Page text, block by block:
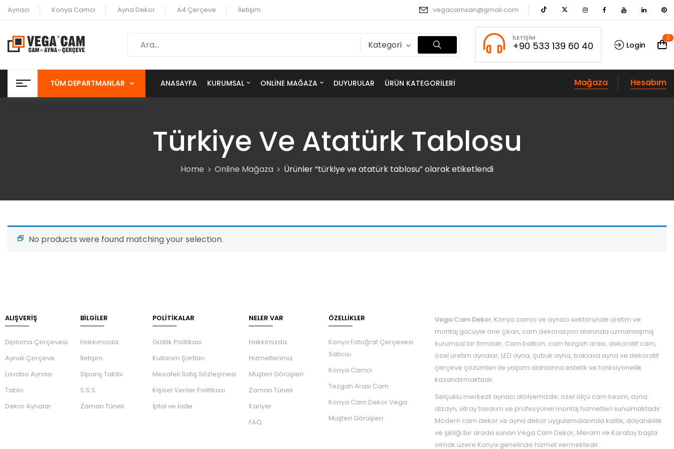
Aynacı Konya Camcı Ayna Dekor A4 Çerçeve İletişim vegacamsan@gmail.com
Kategori
İLETIŞIM
+90 533 139 60 40 Login
0
TÜM DEPARTMANLAR ANASAYFA KURUMSAL ONLINE MAĞAZA DUYURULAR ÜRÜN KATEGORILERI Mağaza Hesabım
Türkiye Ve Atatürk Tablosu
Home Online Mağaza Ürünler “türkiye ve atatürk tablosu” olarak etiketlendi
No products were found matching your selection.
ALIŞVERİŞ
Diploma Çerçevesi
Aynalı Çerçeve
Lavabo Aynası
Tablo
Dekor Aynalar
BILGILER
Hakkımızda
İletişim
Sipariş Takibi
S.S.S.
Zaman Tüneli
POLİTİKALAR
Gizlilik Politikası
Kullanım Şartları
Mesafeli Satış Sözleşmesi
Kişisel Veriler Politikası
İptal ve İade
NELER VAR
Hakkimizda
Hizmetlerimiz
Müşteri Görüşleri
Zaman Tüneli
Kariyer
FAQ
ÖZELLIKLER
Konya Fotoğraf Çerçevesi
Satıcısı
Konya Camcı
Tezgah Arası Cam
Konya Cam Dekor Vega
Müşteri Görüşleri
Vega Cam Dekor, Konya camcı ve aynacı sektöründe üretim ve
montaj gücüyle öne çıkan, cam dekorasyon alanında uzmanlaşmış
kurumsal bir firmadır. Cam balkon, cam tezgah arası, dekoratif cam,
özel üretim aynalar, LED ayna, çubuk ayna, baklava ayna ve dekoratif
çerçeve çözümleri ile yaşam alanlarına estetik ve fonksiyonellik
kazandırmaktadır.
Selçuklu merkezli aynacı atölyemizde; özel ölçü cam kesim, ayna
dizayn, vitray tasarım ve profesyonel montaj hizmetleri sunulmaktadır.
Modern cam dekor ve ayna dekor uygulamalarında kalite, dayanıklılık
ve şıklığı bir arada sunan Vega Cam Dekor, Meram ve Karatay başta
olmak üzere Konya genelinde hizmet vermektedir.